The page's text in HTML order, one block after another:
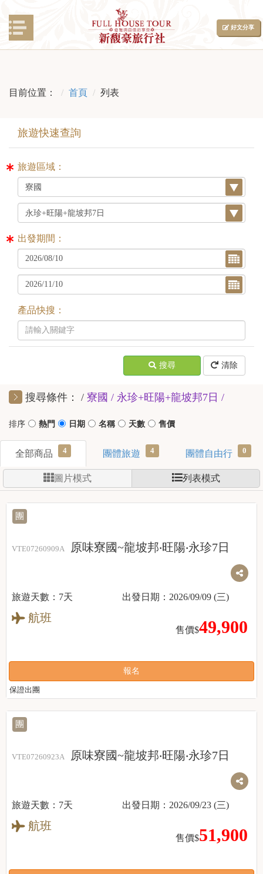
好文分享
目前位置： 首頁 列表
旅遊區域：
出發期間：
產品快搜：
搜尋 清除
搜尋條件： 寮國 永珍+旺陽+龍坡邦7日
全部商品 4 團體旅遊 4 團體自由行 0
圖片模式 列表模式
團
VTE07260909A 原味寮國~龍坡邦‧旺陽‧永珍7日
7天 2026/09/09 (三)
航班
售價$49,900
報名
保證出團
團
VTE07260923A 原味寮國~龍坡邦‧旺陽‧永珍7日
7天 2026/09/23 (三)
航班
售價$51,900